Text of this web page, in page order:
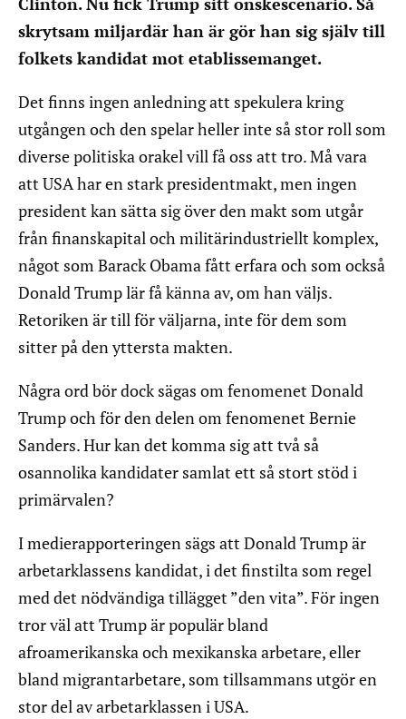
skrytsam miljardär han är gör han sig själv till
folkets kandidat mot etablissemanget.
Det finns ingen anledning att spekulera kring
utgången och den spelar heller inte så stor roll som
diverse politiska orakel vill få oss att tro. Må vara
att USA har en stark presidentmakt, men ingen
president kan sätta sig över den makt som utgår
från finanskapital och militärindustriellt komplex,
något som Barack Obama fått erfara och som också
Donald Trump lär få känna av, om han väljs.
Retoriken är till för väljarna, inte för dem som
sitter på den yttersta makten.
Några ord bör dock sägas om fenomenet Donald
Trump och för den delen om fenomenet Bernie
Sanders. Hur kan det komma sig att två så
osannolika kandidater samlat ett så stort stöd i
primärvalen?
I medierapporteringen sägs att Donald Trump är
arbetarklassens kandidat, i det finstilta som regel
med det nödvändiga tillägget ”den vita”. För ingen
tror väl att Trump är populär bland
afroamerikanska och mexikanska arbetare, eller
bland migrantarbetare, som tillsammans utgör en
stor del av arbetarklassen i USA.